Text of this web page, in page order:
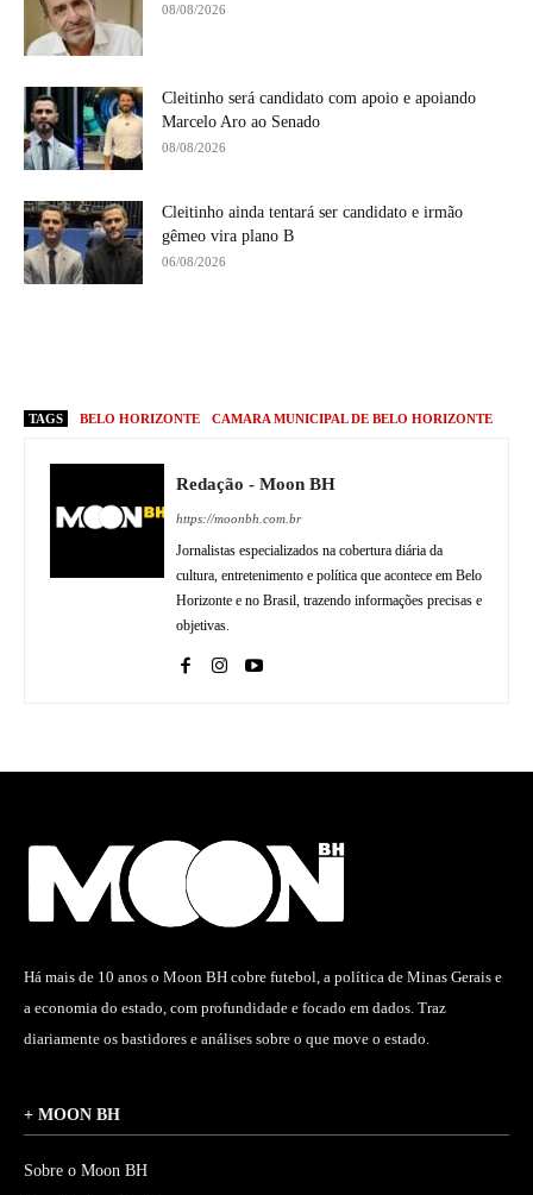
08/08/2026
Cleitinho será candidato com apoio e apoiando
Marcelo Aro ao Senado
08/08/2026
Cleitinho ainda tentará ser candidato e irmão
gêmeo vira plano B
06/08/2026
TAGS BELO HORIZONTE CAMARA MUNICIPAL DE BELO HORIZONTE
Redação - Moon BH
https://moonbh.com.br
Jornalistas especializados na cobertura diária da
cultura, entretenimento e política que acontece em Belo
Horizonte e no Brasil, trazendo informações precisas e
objetivas.
Há mais de 10 anos o Moon BH cobre futebol, a política de Minas Gerais e
a economia do estado, com profundidade e focado em dados. Traz
diariamente os bastidores e análises sobre o que move o estado.
+ MOON BH
Sobre o Moon BH